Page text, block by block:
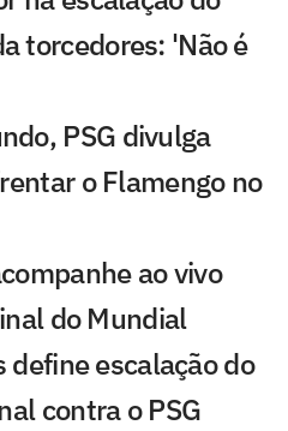
torcedores: 'Não é
PSG divulga
o Flamengo no
ao vivo
do Mundial
escalação do
contra o PSG